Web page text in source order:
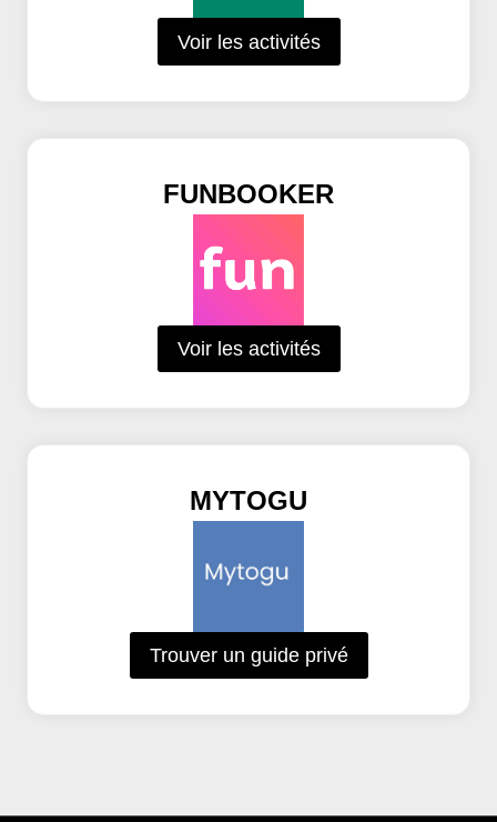
Voir les activités
FUNBOOKER
Voir les activités
MYTOGU
Trouver un guide privé